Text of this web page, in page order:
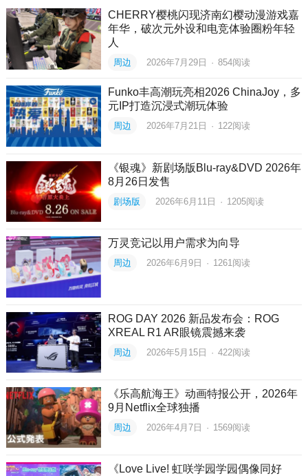
CHERRY樱桃闪现济南幻樱动漫游戏嘉
年华，破次元外设和电竞体验圈粉年轻
人
周边 2026年7月29日 · 854阅读
Funko丰高潮玩亮相2026 ChinaJoy，多
元IP打造沉浸式潮玩体验
周边 2026年7月21日 · 122阅读
《银魂》新剧场版Blu-ray&DVD 2026年
8月26日发售
剧场版 2026年6月11日 · 1205阅读
万灵竞记以用户需求为向导
周边 2026年6月9日 · 1261阅读
ROG DAY 2026 新品发布会：ROG
XREAL R1 AR眼镜震撼来袭
周边 2026年5月15日 · 422阅读
《乐高航海王》动画特报公开，2026年
9月Netflix全球独播
周边 2026年4月7日 · 1569阅读
《Love Live! 虹咲学园学园偶像同好